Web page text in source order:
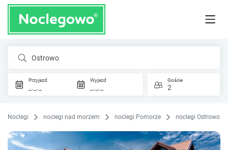
Ostrowo
Przyjazd
_._._
Wyjazd
_._._
Goście
2
Noclegi noclegi nad morzem noclegi Pomorze noclegi Ostrowo